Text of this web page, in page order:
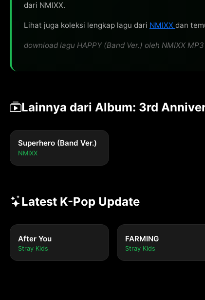
dari NMIXX.
Lihat juga koleksi lengkap lagu dari NMIXX dan
download lagu HAPPY (Band Ver.) oleh NMIXX
Lainnya dari Album: 3rd
Superhero (Band Ver.)
NMIXX
Latest K-Pop Update
After You
Stray Kids
FARMING
Stray Kids